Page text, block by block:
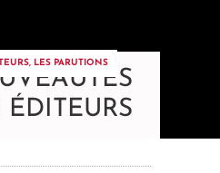
, LES PARUTIONS